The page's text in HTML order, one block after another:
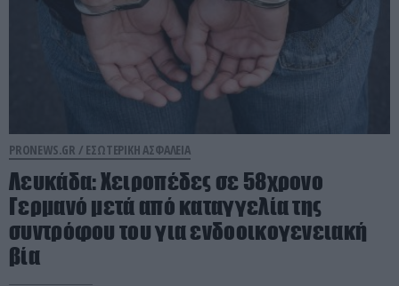
PRONEWS.GR / ΕΣΩΤΕΡΙΚΗ ΑΣΦΑΛΕΙΑ
Λευκάδα: Χειροπέδες σε 58χρονο
Γερμανό μετά από καταγγελία της
συντρόφου του για ενδοοικογενειακή
βία